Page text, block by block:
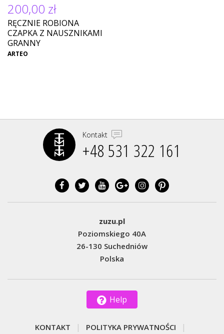
200,00 zł
RĘCZNIE ROBIONA
CZAPKA Z NAUSZNIKAMI
GRANNY
ARTEO
Kontakt
+48 531 322 161‬
zuzu.pl
Poziomskiego 40A
26-130 Suchedniów
Polska
Help
KONTAKT POLITYKA PRYWATNOŚCI